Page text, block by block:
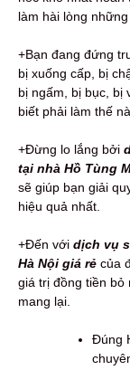
làm hài lòng
+Bạn đang đứng
bị xuống cấp, bị
bị ngấm, bị bục, bị
biết phải làm thế
+Đừng lo lắng bởi
tại nhà Hồ Tùng
sẽ giúp bạn giải
hiệu quả nhất.
+Đến với dịch vụ
Hà Nội giá rẻ của
giá trị đồng tiền
mang lại.
Đúng